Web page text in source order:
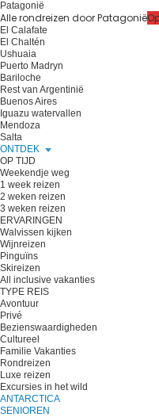
Patagonië
Alle rondreizen door Patagonië
El Calafate
El Chaltén
Ushuaia
Puerto Madryn
Bariloche
Rest van Argentinië
Buenos Aires
Iguazu watervallen
Mendoza
Salta
ONTDEK
OP TIJD
Weekendje weg
1 week reizen
2 weken reizen
3 weken reizen
ERVARINGEN
Walvissen kijken
Wijnreizen
Pinguïns
Skireizen
All inclusive vakanties
TYPE REIS
Avontuur
Privé
Bezienswaardigheden
Cultureel
Familie Vakanties
Rondreizen
Luxe reizen
Excursies in het wild
ANTARCTICA
SENIOREN